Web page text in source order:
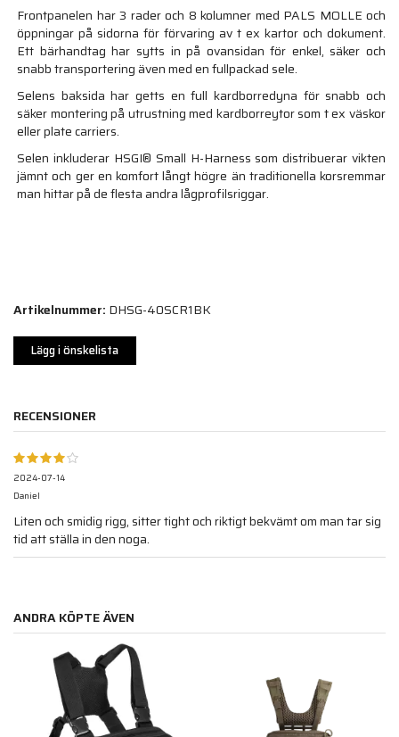
Frontpanelen har 3 rader och 8 kolumner med PALS MOLLE och
öppningar på sidorna för förvaring av t ex kartor och dokument.
Ett bärhandtag har sytts in på ovansidan för enkel, säker och
snabb transportering även med en fullpackad sele.
Selens baksida har getts en full kardborredyna för snabb och
säker montering på utrustning med kardborreytor som t ex väskor
eller plate carriers.
Selen inkluderar HSGI® Small H-Harness som distribuerar vikten
jämnt och ger en komfort långt högre än traditionella korsremmar
man hittar på de flesta andra lågprofilsriggar.
Artikelnummer: DHSG-40SCR1BK
Lägg i önskelista
RECENSIONER
2024-07-14
Daniel
Liten och smidig rigg, sitter tight och riktigt bekvämt om man tar sig
tid att ställa in den noga.
ANDRA KÖPTE ÄVEN